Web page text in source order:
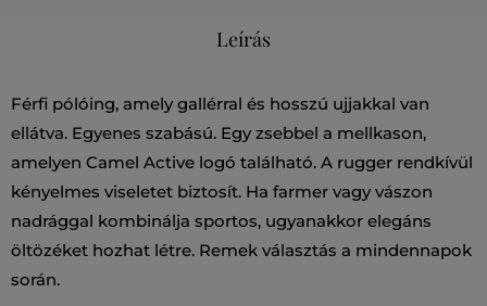
Leírás
Férfi pólóing, amely gallérral és hosszú ujjakkal van
ellátva. Egyenes szabású. Egy zsebbel a mellkason,
amelyen Camel Active logó található. A rugger rendkívül
kényelmes viseletet biztosít. Ha farmer vagy vászon
nadrággal kombinálja sportos, ugyanakkor elegáns
öltözéket hozhat létre. Remek választás a mindennapok
során.